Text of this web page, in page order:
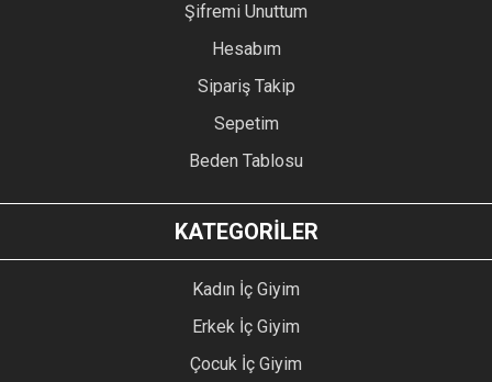
Şifremi Unuttum
Hesabım
Sipariş Takip
Sepetim
Beden Tablosu
KATEGORİLER
Kadın İç Giyim
Erkek İç Giyim
Çocuk İç Giyim